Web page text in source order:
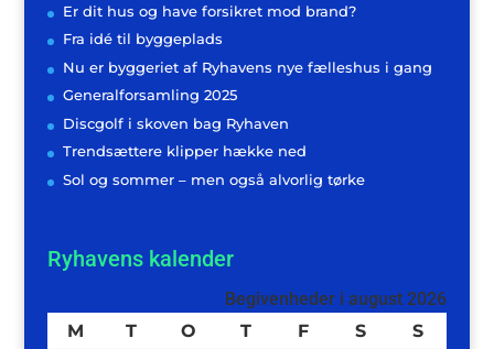
Er dit hus og have forsikret mod brand?
Fra idé til byggeplads
Nu er byggeriet af Ryhavens nye fælleshus i gang
Generalforsamling 2025
Discgolf i skoven bag Ryhaven
Trendsættere klipper hække ned
Sol og sommer – men også alvorlig tørke
Ryhavens kalender
Begivenheder i august 2026
M mandag
T tirsdag
O onsdag
Ttorsdag
Ffredag
Slørdag
Ssøndag